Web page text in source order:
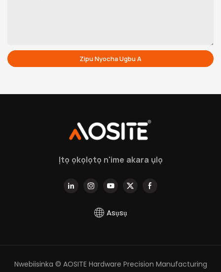
Zipu Nyocha Ugbu A
Ịtọ ọkọlọtọ n'ime akara ụlọ
Asụsụ
Nwebiisinka © AOSITE Hardware Precision Manufacturing